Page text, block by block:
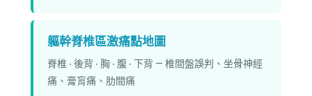
軀幹脊椎區激痛點地圖
脊椎 ‧ 後背 ‧ 胸 ‧ 腹 ‧ 下背 — 椎間盤誤判、坐骨神經
痛、膏肓痛、肋間痛